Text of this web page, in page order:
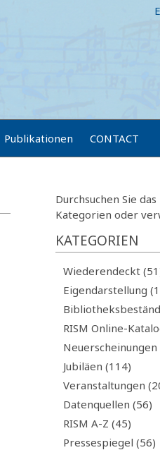
Publikationen CONTACT
Durchsuchen Sie
Kategorien oder
KATEGORIEN
Wiederendeckt
Eigendarstellung
RISM Online-
Neuerscheinungen
Jubiläen (114)
Veranstaltungen
Datenquellen (56)
RISM A-Z (45)
Pressespiegel (56)